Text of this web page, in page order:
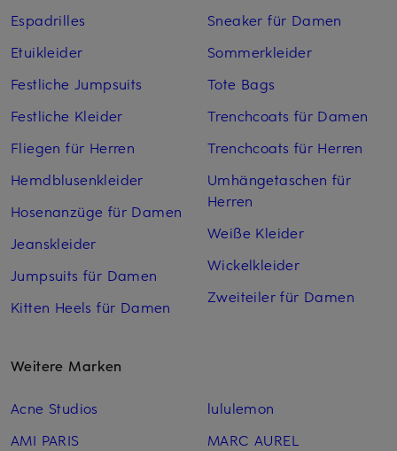
Espadrilles
Etuikleider
Festliche Jumpsuits
Festliche Kleider
Fliegen für Herren
Hemdblusenkleider
Hosenanzüge für Damen
Jeanskleider
Jumpsuits für Damen
Kitten Heels für Damen
Sneaker für Damen
Sommerkleider
Tote Bags
Trenchcoats für Damen
Trenchcoats für Herren
Umhängetaschen für
Herren
Weiße Kleider
Wickelkleider
Zweiteiler für Damen
Weitere Marken
Acne Studios
AMI PARIS
lululemon
MARC AUREL